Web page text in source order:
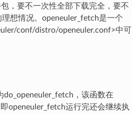
，要不一次性全部下载完全，要不
想情况。openeuler_fetch是一个
conf/distro/openeuler.conf>中可
do_openeuler_fetch，该函数在
openeuler_fetch运行完还会继续执